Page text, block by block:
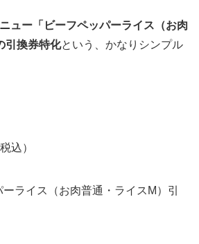
ュー「ビーフペッパーライス（お肉
引換券特化という、かなりシンプル
込）
ーライス（お肉普通・ライスM）引